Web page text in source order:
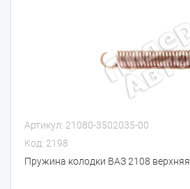
Артикул: 21080-3502035-00
Код: 2198
Пружина колодки ВАЗ 2108 верхняя